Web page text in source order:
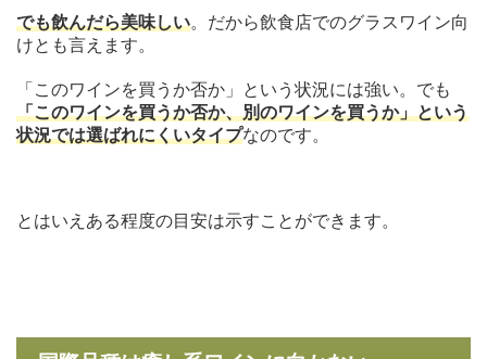
でも飲んだら美味しい。だから飲食店でのグラスワイン向
けとも言えます。
「このワインを買うか否か」という状況には強い。でも
「このワインを買うか否か、別のワインを買うか」という
状況では選ばれにくいタイプなのです。
とはいえある程度の目安は示すことができます。